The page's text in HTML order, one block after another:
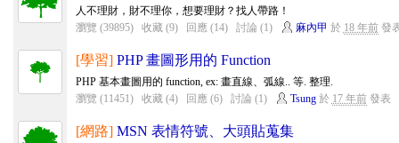
人不理財，財不理你，想要理財？找人帶路！
瀏覽 (39895)
收藏 (9) 回應 (14) 討論 (1) 麻內甲 於 18 年前發
[學習] PHP 畫圖形用的 Function
PHP 基本畫圖用的 function, ex: 畫直線、弧線.. 等. 整理.
瀏覽 (11451)
收藏 (4) 回應 (6) 討論 (1) Tsung於 17 年前發表
[網路] MSN 表情符號、大頭貼蒐集